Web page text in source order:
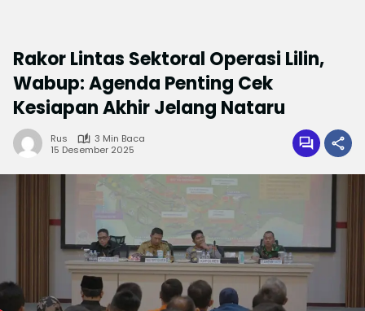
Rakor Lintas Sektoral Operasi Lilin,
Wabup: Agenda Penting Cek
Kesiapan Akhir Jelang Nataru
Rus
3 Min Baca
15 Desember 2025